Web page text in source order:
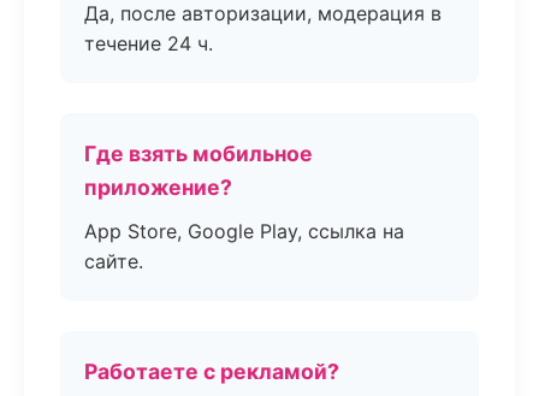
Да, после авторизации, модерация в
течение 24 ч.
Где взять мобильное
приложение?
App Store, Google Play, ссылка на
сайте.
Работаете с рекламой?